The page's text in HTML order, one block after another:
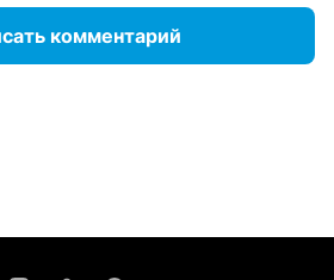
комментарий